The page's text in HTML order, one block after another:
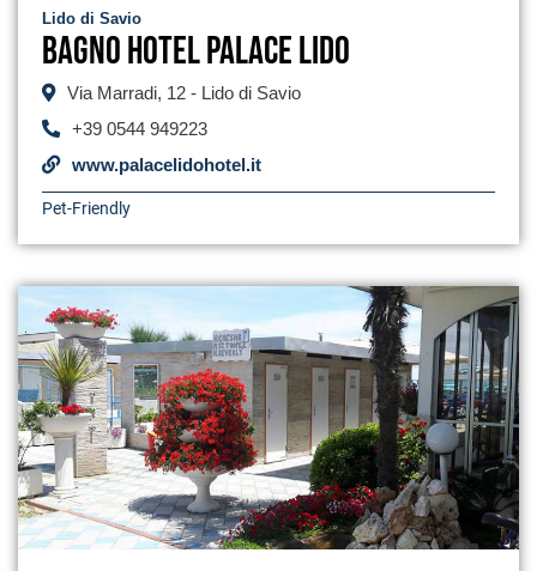
Lido di Savio
Bagno Hotel Palace Lido
Via Marradi, 12 - Lido di Savio
+39 0544 949223
www.palacelidohotel.it
Pet-Friendly